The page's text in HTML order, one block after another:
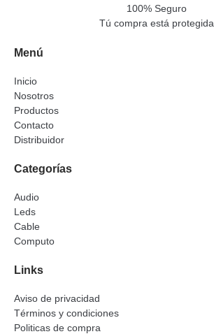
100% Seguro
Tú compra está protegida
Menú
Inicio
Nosotros
Productos
Contacto
Distribuidor
Categorías
Audio
Leds
Cable
Computo
Links
Aviso de privacidad
Términos y condiciones
Politicas de compra